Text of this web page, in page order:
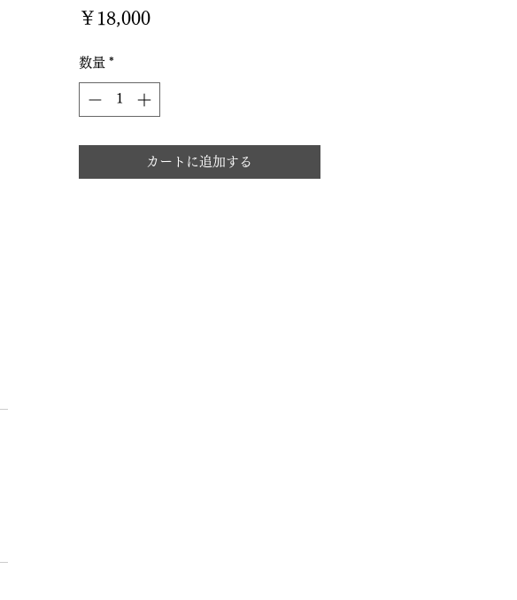
￥18,000価
数量 *
カートに追加する